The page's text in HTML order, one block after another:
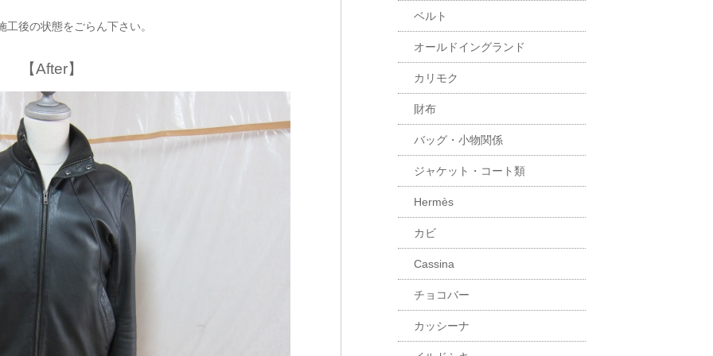
工後の状態をごらん下さい。
【After】
ベルト
オールドイングランド
カリモク
財布
バッグ・小物関係
ジャケット・コート類
Hermès
カビ
Cassina
チョコバー
カッシーナ